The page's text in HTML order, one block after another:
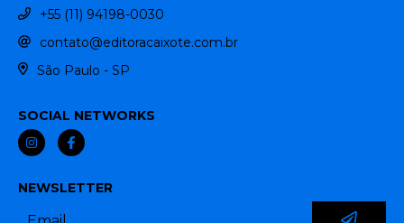
+55 (11) 94198-0030
contato@editoracaixote.com.br
São Paulo - SP
SOCIAL NETWORKS
NEWSLETTER